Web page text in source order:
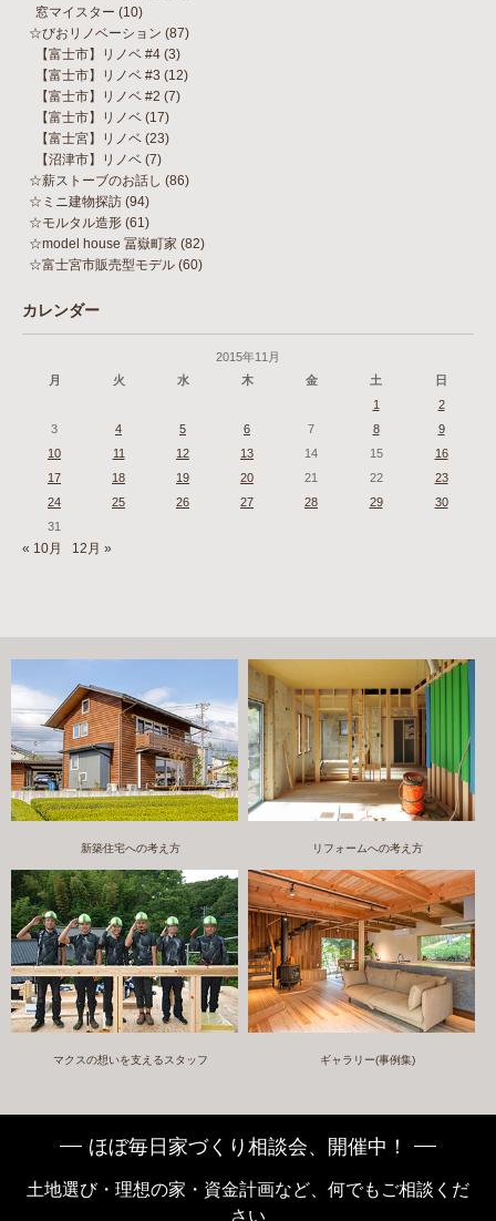
窓マイスター (10)
☆びおリノベーション (87)
【富士市】リノベ #4 (3)
【富士市】リノベ #3 (12)
【富士市】リノベ #2 (7)
【富士市】リノベ (17)
【富士宮】リノベ (23)
【沼津市】リノベ (7)
☆薪ストーブのお話し (86)
☆ミニ建物探訪 (94)
☆モルタル造形 (61)
☆model house 冨嶽町家 (82)
☆富士宮市販売型モデル (60)
カレンダー
2015年11月
月
火 水 木 金 土
日
1
2
3
4 5 6 7 8
9
10
11 12 13 14 15
16
17
18 19 20 21 22
23
24
25 26 27 28 29
30
31
« 10月 12月 »
新築住宅への考え方 リフォームへの考え方
マクスの想いを支えるスタッフ ギャラリー(事例集)
ほぼ毎日家づくり相談会、開催中！
土地選び・理想の家・資金計画など、何でもご相談くだ
さい